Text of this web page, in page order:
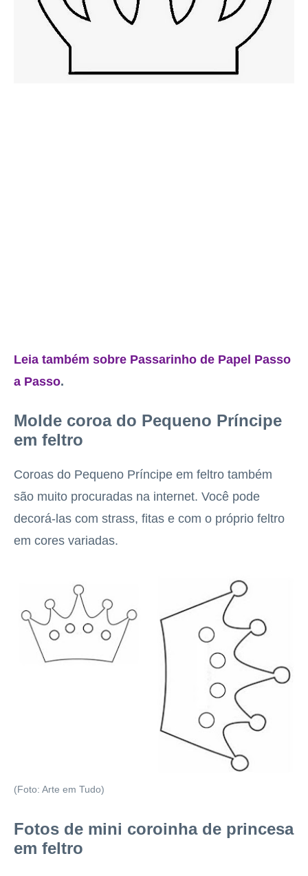
Leia também sobre Passarinho de Papel Passo
a Passo.
Molde coroa do Pequeno Príncipe
em feltro
Coroas do Pequeno Príncipe em feltro também
são muito procuradas na internet. Você pode
decorá-las com strass, fitas e com o próprio feltro
em cores variadas.
(Foto: Arte em Tudo)
Fotos de mini coroinha de princesa
em feltro